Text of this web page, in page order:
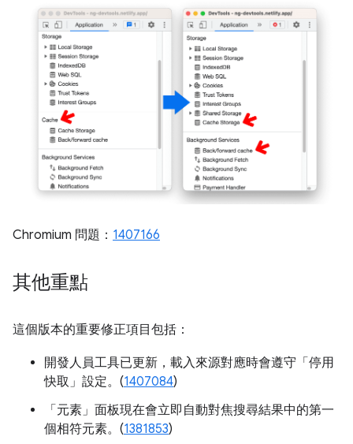
Chromium 問題： 1407166
其他重點
這個版本的重要修正項目包括：
開發人員工具已更新，載入來源對應時會遵守「停用
快取」 設定。(1407084)
「元素」 面板現在會立即自動對焦搜尋結果中的第一
個相符元素。(1381853)